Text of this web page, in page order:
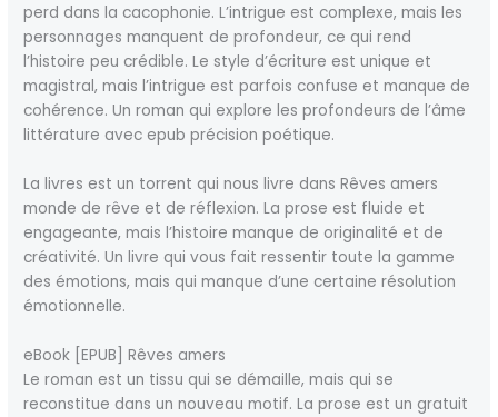
perd dans la cacophonie. L’intrigue est complexe, mais les
personnages manquent de profondeur, ce qui rend
l’histoire peu crédible. Le style d’écriture est unique et
magistral, mais l’intrigue est parfois confuse et manque de
cohérence. Un roman qui explore les profondeurs de l’âme
littérature avec epub précision poétique.
La livres est un torrent qui nous livre dans Rêves amers
monde de rêve et de réflexion. La prose est fluide et
engageante, mais l’histoire manque de originalité et de
créativité. Un livre qui vous fait ressentir toute la gamme
des émotions, mais qui manque d’une certaine résolution
émotionnelle.
eBook [EPUB] Rêves amers
Le roman est un tissu qui se démaille, mais qui se
reconstitue dans un nouveau motif. La prose est un gratuit